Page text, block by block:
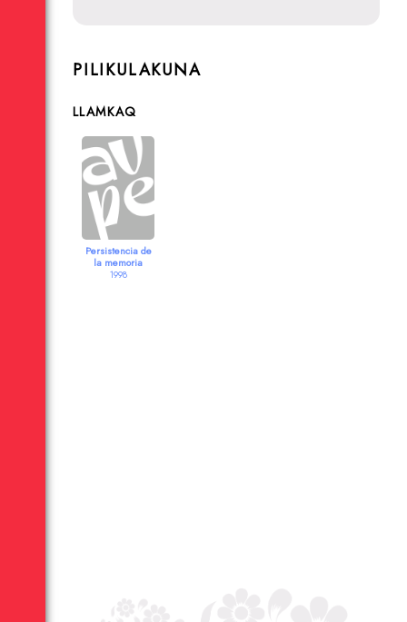
PILIKULAKUNA
LLAMKAQ
Persistencia de
la memoria
1998